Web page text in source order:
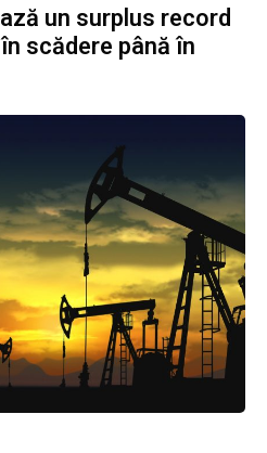
un surplus record
scădere până în